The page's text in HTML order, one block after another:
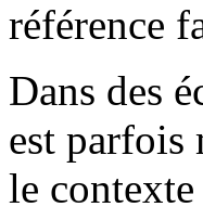
référence
Dans des
est parfois
le